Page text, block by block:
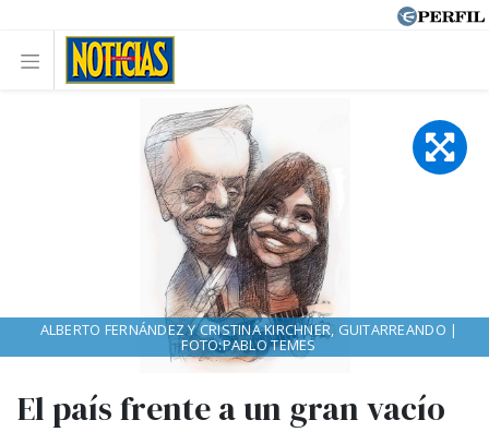
El país frente a un gran vacío
ALBERTO FERNÁNDEZ Y CRISTINA KIRCHNER, GUITARREANDO |
FOTO:PABLO TEMES